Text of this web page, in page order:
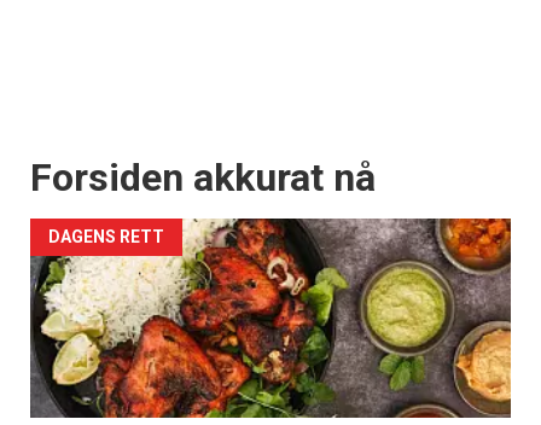
Forsiden akkurat nå
DAGENS RETT